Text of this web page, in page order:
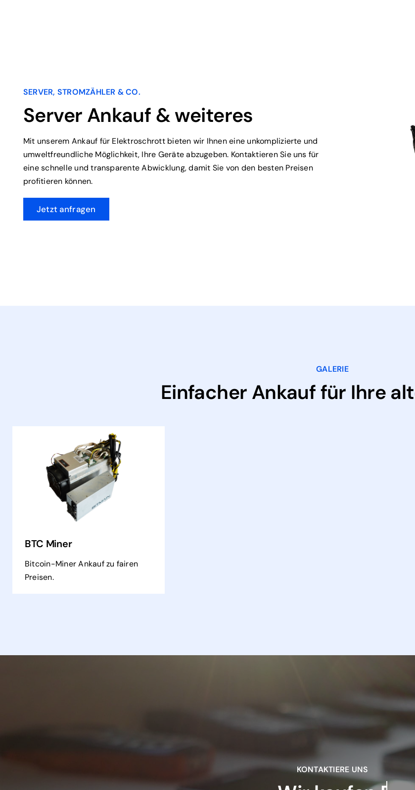
SERVER, STROMZÄHLER & CO.
Server Ankauf & weiteres
Mit unserem Ankauf für Elektroschrott bieten wir Ihnen eine unkomplizierte und
umweltfreundliche Möglichkeit, Ihre Geräte abzugeben. Kontaktieren Sie uns für
eine schnelle und transparente Abwicklung, damit Sie von den besten Preisen
profitieren können.
Jetzt anfragen
GALERIE
Einfacher Ankauf für Ihre
BTC Miner
Bitcoin-Miner Ankauf zu fairen
Preisen.
KONTAKTIERE UNS